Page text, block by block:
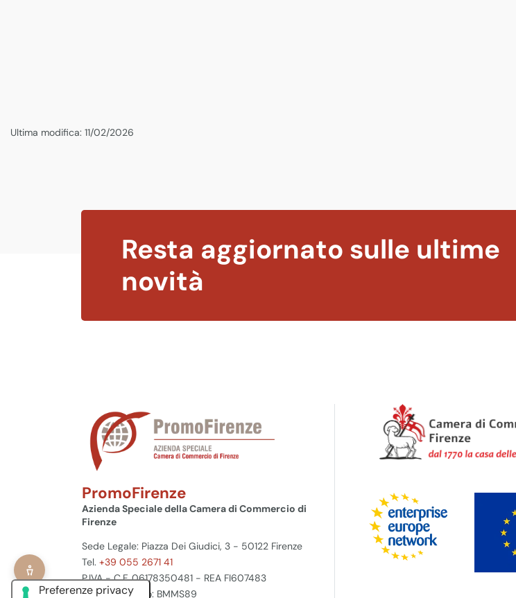
Ultima modifica: 11/02/2026
Resta aggiornato sulle ultime
novità
PromoFirenze
Azienda Speciale della Camera di Commercio di
Firenze
Sede Legale: Piazza Dei Giudici, 3 - 50122 Firenze
Tel. +39 055 2671 41
P.IVA - C.F. 06178350481 - REA FI607483
Codice Univoco: BMMS89